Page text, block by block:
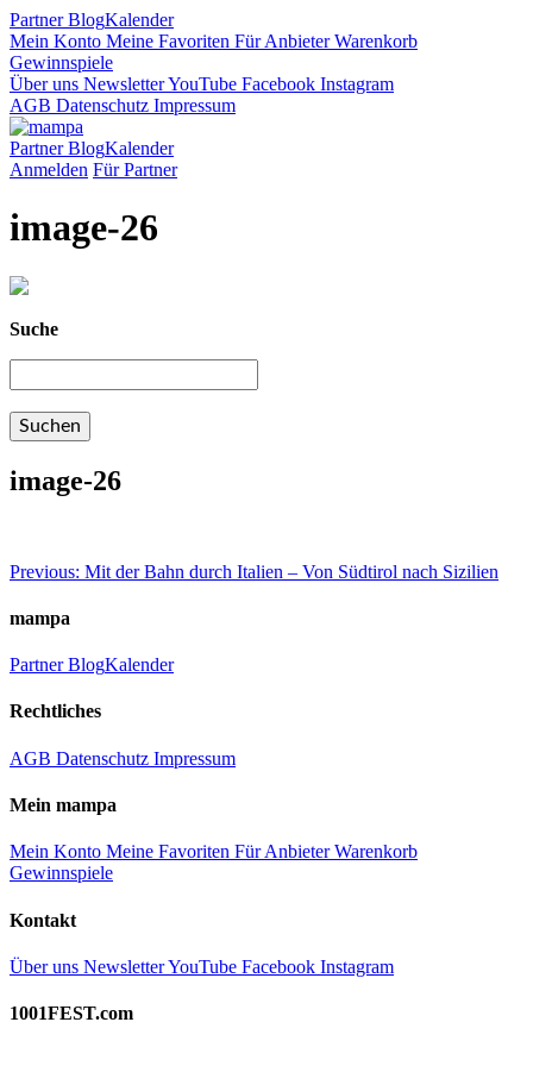
PartnerBlogKalender
Mein Konto Meine Favoriten Für AnbieterWarenkorb
Gewinnspiele
Über uns NewsletterYouTube Facebook Instagram
AGB Datenschutz Impressum
PartnerBlogKalender
Anmelden Für Partner
image-26
Suche
image-26
Beitragsnavigation
Previous: Mit der Bahn durch Italien – Von Südtirol nach Sizilien
mampa
PartnerBlogKalender
Rechtliches
AGB Datenschutz Impressum
Mein mampa
Mein Konto Meine Favoriten Für AnbieterWarenkorb
Gewinnspiele
Kontakt
Über uns NewsletterYouTube Facebook Instagram
1001FEST.com